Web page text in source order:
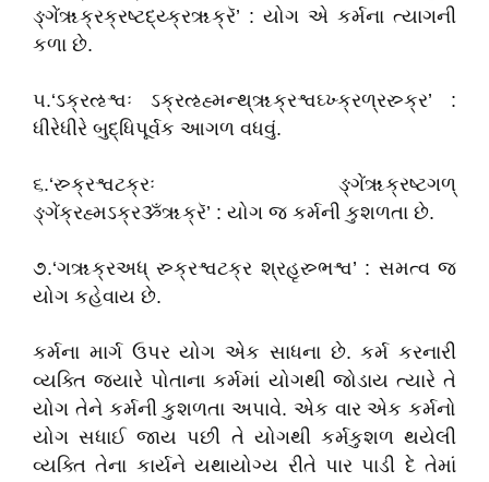
ઙ્ગેંૠક્રક્રષ્ટદ્ય્ક્રૠક્રૅ’ : યોગ એ કર્મના ત્યાગની
કળા છે.
૫.‘ઽક્રઌશ્વઃ ઽક્રઌહ્મન્થ્ૠક્રશ્વઘ્ખ્ક્રળ્રસ્ર્ક્ર’ :
ધીરેધીરે બુદ્ધિપૂર્વક આગળ વધવું.
૬.‘સ્ર્ક્રશ્વટક્રઃ ઙ્ગેંૠક્રષ્ટગળ્
ઙ્ગેંક્રહ્મઽક્રૐૠક્રૅ’ : યોગ જ કર્મની કુશળતા છે.
૭.‘ગૠક્રઅધ્ સ્ર્ક્રશ્વટક્ર શ્રહૃસ્ર્ભશ્વ’ : સમત્વ જ
યોગ કહેવાય છે.
કર્મના માર્ગ ઉપર યોગ એક સાધના છે. કર્મ કરનારી
વ્યક્તિ જ્યારે પોતાના કર્મમાં યોગથી જોડાય ત્યારે તે
યોગ તેને કર્મની કુશળતા અપાવે. એક વાર એક કર્મનો
યોગ સધાઈ જાય પછી તે યોગથી કર્મકુશળ થયેલી
વ્યક્તિ તેના કાર્યને યથાયોગ્ય રીતે પાર પાડી દે તેમાં